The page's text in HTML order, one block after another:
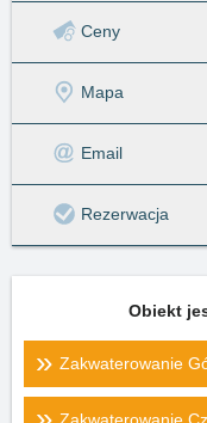
Ceny
Mapa
Email
Rezerwacja
Obiekt
Zakwaterowanie